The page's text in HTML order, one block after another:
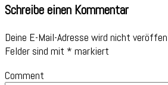
Schreibe einen Kommentar
Deine E-Mail-Adresse wird nicht
Felder sind mit * markiert
Comment